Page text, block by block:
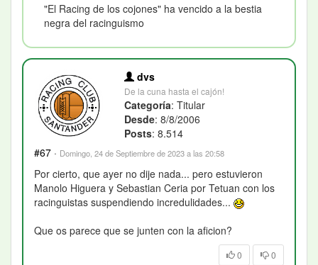
"El Racing de los cojones" ha vencido a la bestia
negra del racinguismo
dvs
De la cuna hasta el cajón!
Categoría: Titular
Desde: 8/8/2006
Posts: 8.514
#67 · Domingo, 24 de Septiembre de 2023 a las 20:58
Por cierto, que ayer no dije nada... pero estuvieron
Manolo Higuera y Sebastian Ceria por Tetuan con los
racinguistas suspendiendo incredulidades...
Que os parece que se junten con la aficion?
0 0